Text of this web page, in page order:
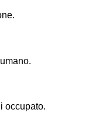
occupato.